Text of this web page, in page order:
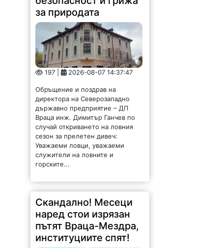
за природата
197 | 2026-08-07 14:37:47
Обръщение и поздрав на
директора на Северозападно
държавно предприятие – ДП
Враца инж. Димитър Ганчев по
случай откриването на ловния
сезон за прелетен дивеч:
Уважаеми ловци, уважаеми
служители на ловните и
горските...
Скандално! Месеци
наред стои изрязан
пътят Враца-Мездра,
институциите спят!